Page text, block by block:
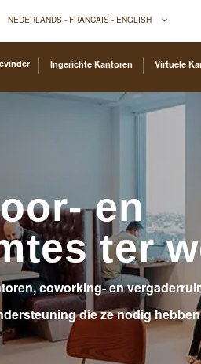
NEDERLANDS - FRANÇAIS - ENGLISH
Ingerichte Kantoren Virtuele
en
ter
coworking- en
die ze nodig hebben